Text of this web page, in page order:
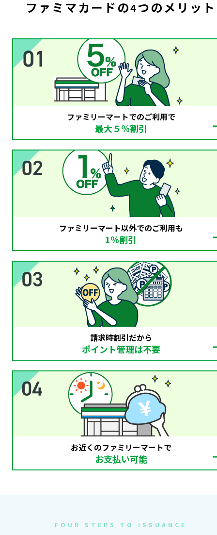
ファミマカードの4つのメリット
ファミリーマートでのご利用で
最大５％割引
ファミリーマート以外でのご利用も
1％割引
請求時割引だから
ポイント管理は不要
お近くのファミリーマートで
お支払い可能
FOUR STEPS TO ISSUANCE